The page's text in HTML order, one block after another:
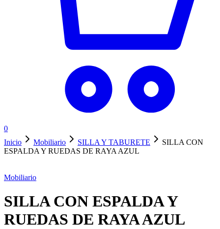
0
Inicio
Mobiliario SILLA Y TABURETE
SILLA CON
ESPALDA Y RUEDAS DE RAYA AZUL
Mobiliario
SILLA CON ESPALDA Y
RUEDAS DE RAYA AZUL